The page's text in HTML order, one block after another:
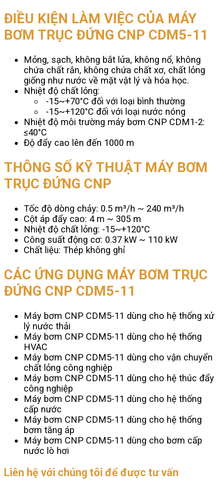
ĐIỀU KIỆN LÀM VIỆC CỦA MÁY
BƠM TRỤC ĐỨNG CNP CDM5-11
Mỏng, sạch, không bắt lửa, không nổ, không
chứa chất rắn, không chứa chất xơ, chất lỏng
giống như nước về mặt vật lý và hóa học.
Nhiệt độ chất lỏng:
-15~+70°C đối với loại bình thường
-15~+120°C đối với loại nước nóng
Nhiệt độ môi trường máy bơm CNP CDM1-2:
≤40°C
Độ đẩy cao lên đến 1000 m
THÔNG SỐ KỸ THUẬT MÁY BƠM
TRỤC ĐỨNG CNP
Tốc độ dòng chảy: 0.5 m³/h ~ 240 m³/h
Cột áp đẩy cao: 4 m ~ 305 m
Nhiệt độ chất lỏng: -15~+120°C
Công suất động cơ: 0.37 kW ~ 110 kW
Chất liệu: Thép không ghỉ
CÁC ỨNG DỤNG MÁY BƠM TRỤC
ĐỨNG CNP CDM5-11
Máy bơm CNP CDM5-11 dùng cho hệ thống xử
lý nước thải
Máy bơm CNP CDM5-11 dùng cho hệ thống
HVAC
Máy bơm CNP CDM5-11 dùng cho vận chuyển
chất lỏng công nghiệp
Máy bơm CNP CDM5-11 dùng cho hệ thúc đẩy
công nghiệp
Máy bơm CNP CDM5-11 dùng cho hệ thống
cấp nước
Máy bơm CNP CDM5-11 dùng cho hệ thống
bơm tăng áp
Máy bơm CNP CDM5-11 dùng cho bơm cấp
nước lò hơi
Liên hệ với chúng tôi để được tư vấn